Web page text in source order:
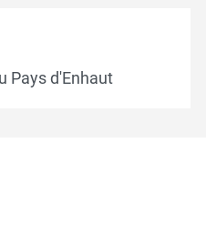
Pays d'Enhaut